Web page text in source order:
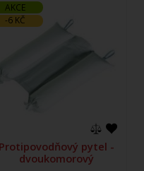
AKCE
-6 KČ
Protipovodňový pytel -
dvoukomorový